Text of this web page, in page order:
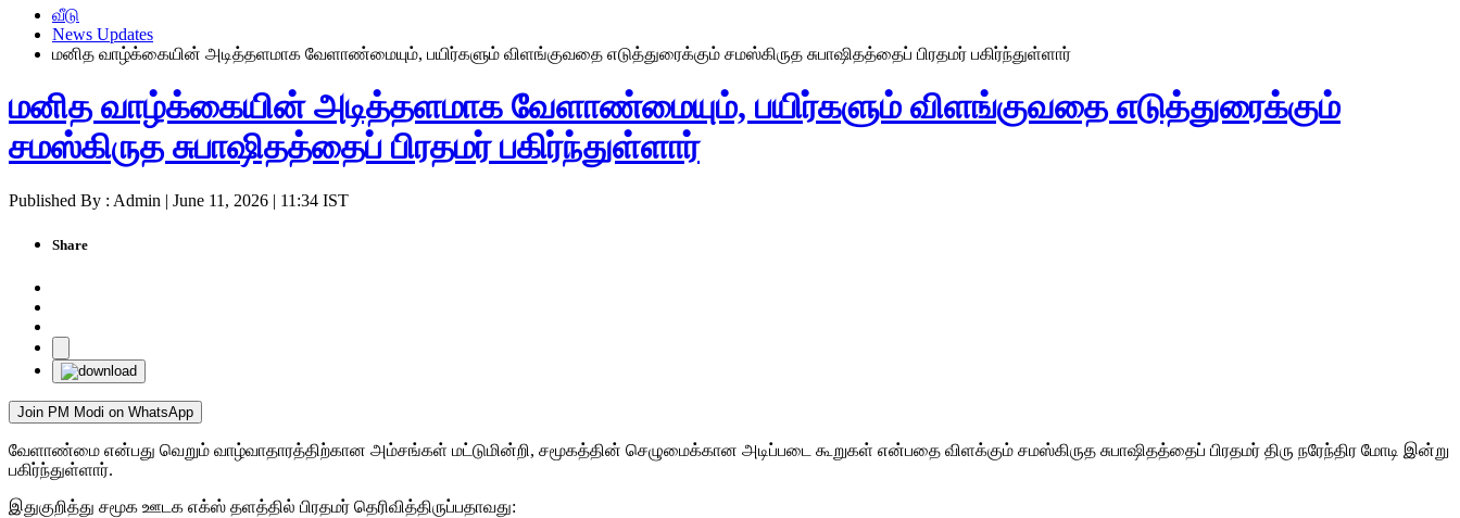
வீடு
News Updates
மனித வாழ்க்கையின் அடித்தளமாக வேளாண்மையும், பயிர்களும் விளங்குவதை எடுத்துரைக்கும் சமஸ்கிருத சுபாஷிதத்தைப் பிரதமர் பகிர்ந்துள்ளார்
மனித வாழ்க்கையின் அடித்தளமாக வேளாண்மையும், பயிர்களும் விளங்குவதை எடுத்துரைக்கும்
சமஸ்கிருத சுபாஷிதத்தைப் பிரதமர் பகிர்ந்துள்ளார்
Published By : Admin | June 11, 2026 | 11:34 IST
Share
Join PM Modi on WhatsApp
வேளாண்மை என்பது வெறும் வாழ்வாதாரத்திற்கான அம்சங்கள் மட்டுமின்றி, சமூகத்தின் செழுமைக்கான அடிப்படை கூறுகள் என்பதை விளக்கும் சமஸ்கிருத சுபாஷிதத்தைப் பிரதமர் திரு நரேந்திர மோடி இன்று
பகிர்ந்துள்ளார்.
இதுகுறித்து சமூக ஊடக எக்ஸ் தளத்தில் பிரதமர் தெரிவித்திருப்பதாவது: